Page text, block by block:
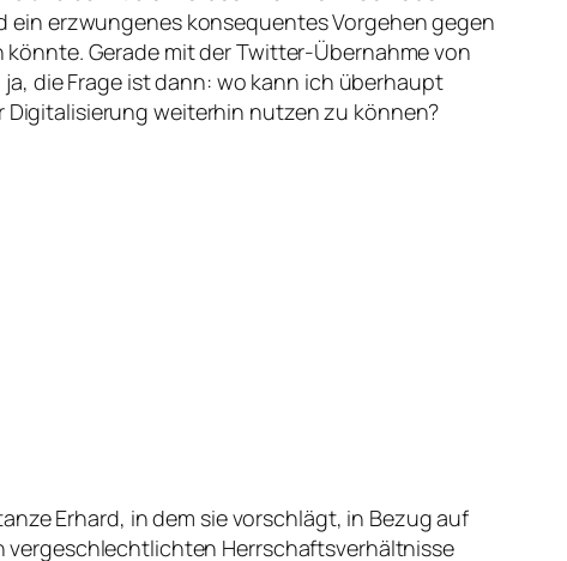
erzwungenes konsequentes Vorgehen gegen
Gerade mit der Twitter-Übernahme von
die Frage ist dann: wo kann ich überhaupt
weiterhin nutzen zu können?
Erhard, in dem sie vorschlägt, in Bezug auf
Herrschaftsverhältnisse